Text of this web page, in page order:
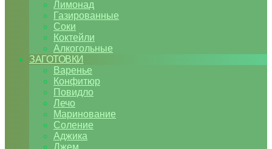
Лимонад
Газированные
Соки
Коктейли
Алкогольные
ЗАГОТОВКИ
Варенье
Конфитюр
Повидло
Лечо
Маринование
Соление
Аджика
Джем